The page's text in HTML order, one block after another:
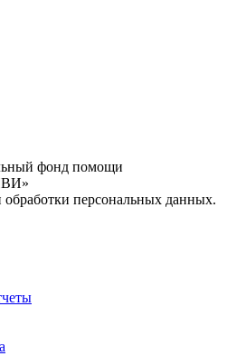
фонд помощи
обработки персональных данных.